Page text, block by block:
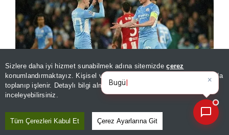
Sizlere daha iyi hizmet sunabilmek adına sitemizdeçerez
konumlandırmaktayız. Kişisel verileriniz, KVKK ve GDPR kapsamında
toplanıp işlenir. Detaylı bilgi almak içinAydınlatma Metnimizi
inceleyebilirsiniz.
Tüm Çerezleri Kabul Et Çerez Ayarlarına Git
Manchester City-Atletico Madrid maçı hangi kanalda, canlı
yayın nereden izlenir? Hazırlık maçı için geri sayım başladı
×
Bugünün öne çıkan manşetleri
ve gelişmeler